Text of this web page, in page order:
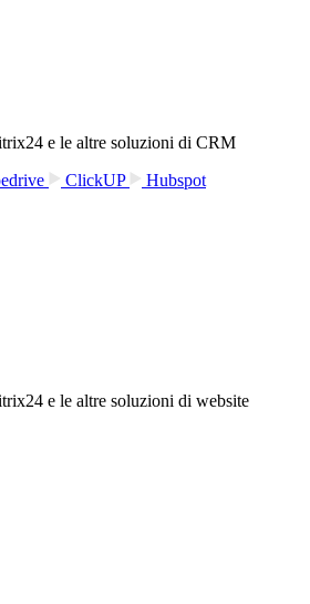
e le altre soluzioni di CRM
ClickUP
Hubspot
e le altre soluzioni di website